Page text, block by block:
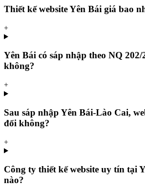
Thiết kế website Yên Bái giá bao
+
Yên Bái có sáp nhập theo NQ 202/
không?
+
Sau sáp nhập Yên Bái-Lào Cai,
đổi không?
+
Công ty thiết kế website uy tín tại
nào?